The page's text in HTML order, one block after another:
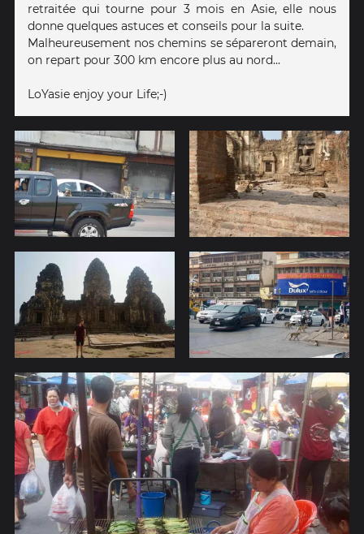
retraitée qui tourne pour 3 mois en Asie, elle nous
donne quelques astuces et conseils pour la suite.
Malheureusement nos chemins se sépareront demain,
on repart pour 300 km encore plus au nord...
LoYasie enjoy your Life;-)